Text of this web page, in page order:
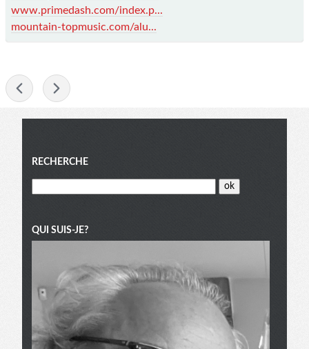
www.primedash.com/index.p...
mountain-topmusic.com/alu...
Menu
RECHERCHE
QUI SUIS-JE?